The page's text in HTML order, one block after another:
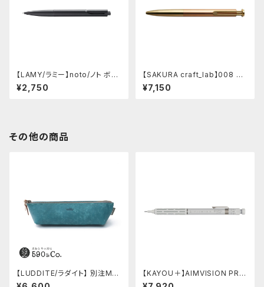
【LAMY/ラミー】noto/ノト ボー
ルペン・限定色 (オールブラック)
¥2,750
【SAKURA craft_lab】008 ゲ
ルインキボールペン (アシッドピ
ンク)
¥7,150
その他の商品
【LUDDITE/ラダイト】 別注MAY
Aレザーボートペンケース (ター
【KAYOU＋】AIMVISION PR
O/エイムビジョンプロ (スノー